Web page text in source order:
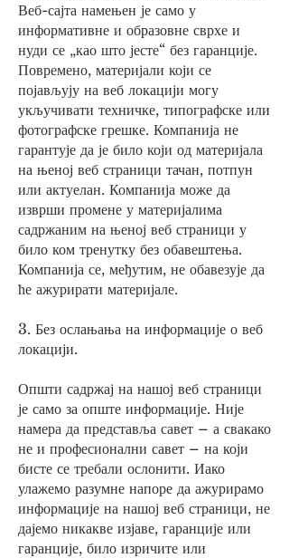
Веб-сајта намењен је само у
информативне и образовне сврхе и
нуди се „као што јесте“ без гаранције.
Повремено, материјали који се
појављују на веб локацији могу
укључивати техничке, типографске или
фотографске грешке. Компанија не
гарантује да је било који од материјала
на њеној веб страници тачан, потпун
или актуелан. Компанија може да
изврши промене у материјалима
садржаним на њеној веб страници у
било ком тренутку без обавештења.
Компанија се, међутим, не обавезује да
ће ажурирати материјале.
3. Без ослањања на информације о веб
локацији.
Општи садржај на нашој веб страници
је само за опште информације. Није
намера да представља савет – а свакако
не и професионални савет – на који
бисте се требали ослонити. Иако
улажемо разумне напоре да ажурирамо
информације на нашој веб страници, не
дајемо никакве изјаве, гаранције или
гаранције, било изричите или